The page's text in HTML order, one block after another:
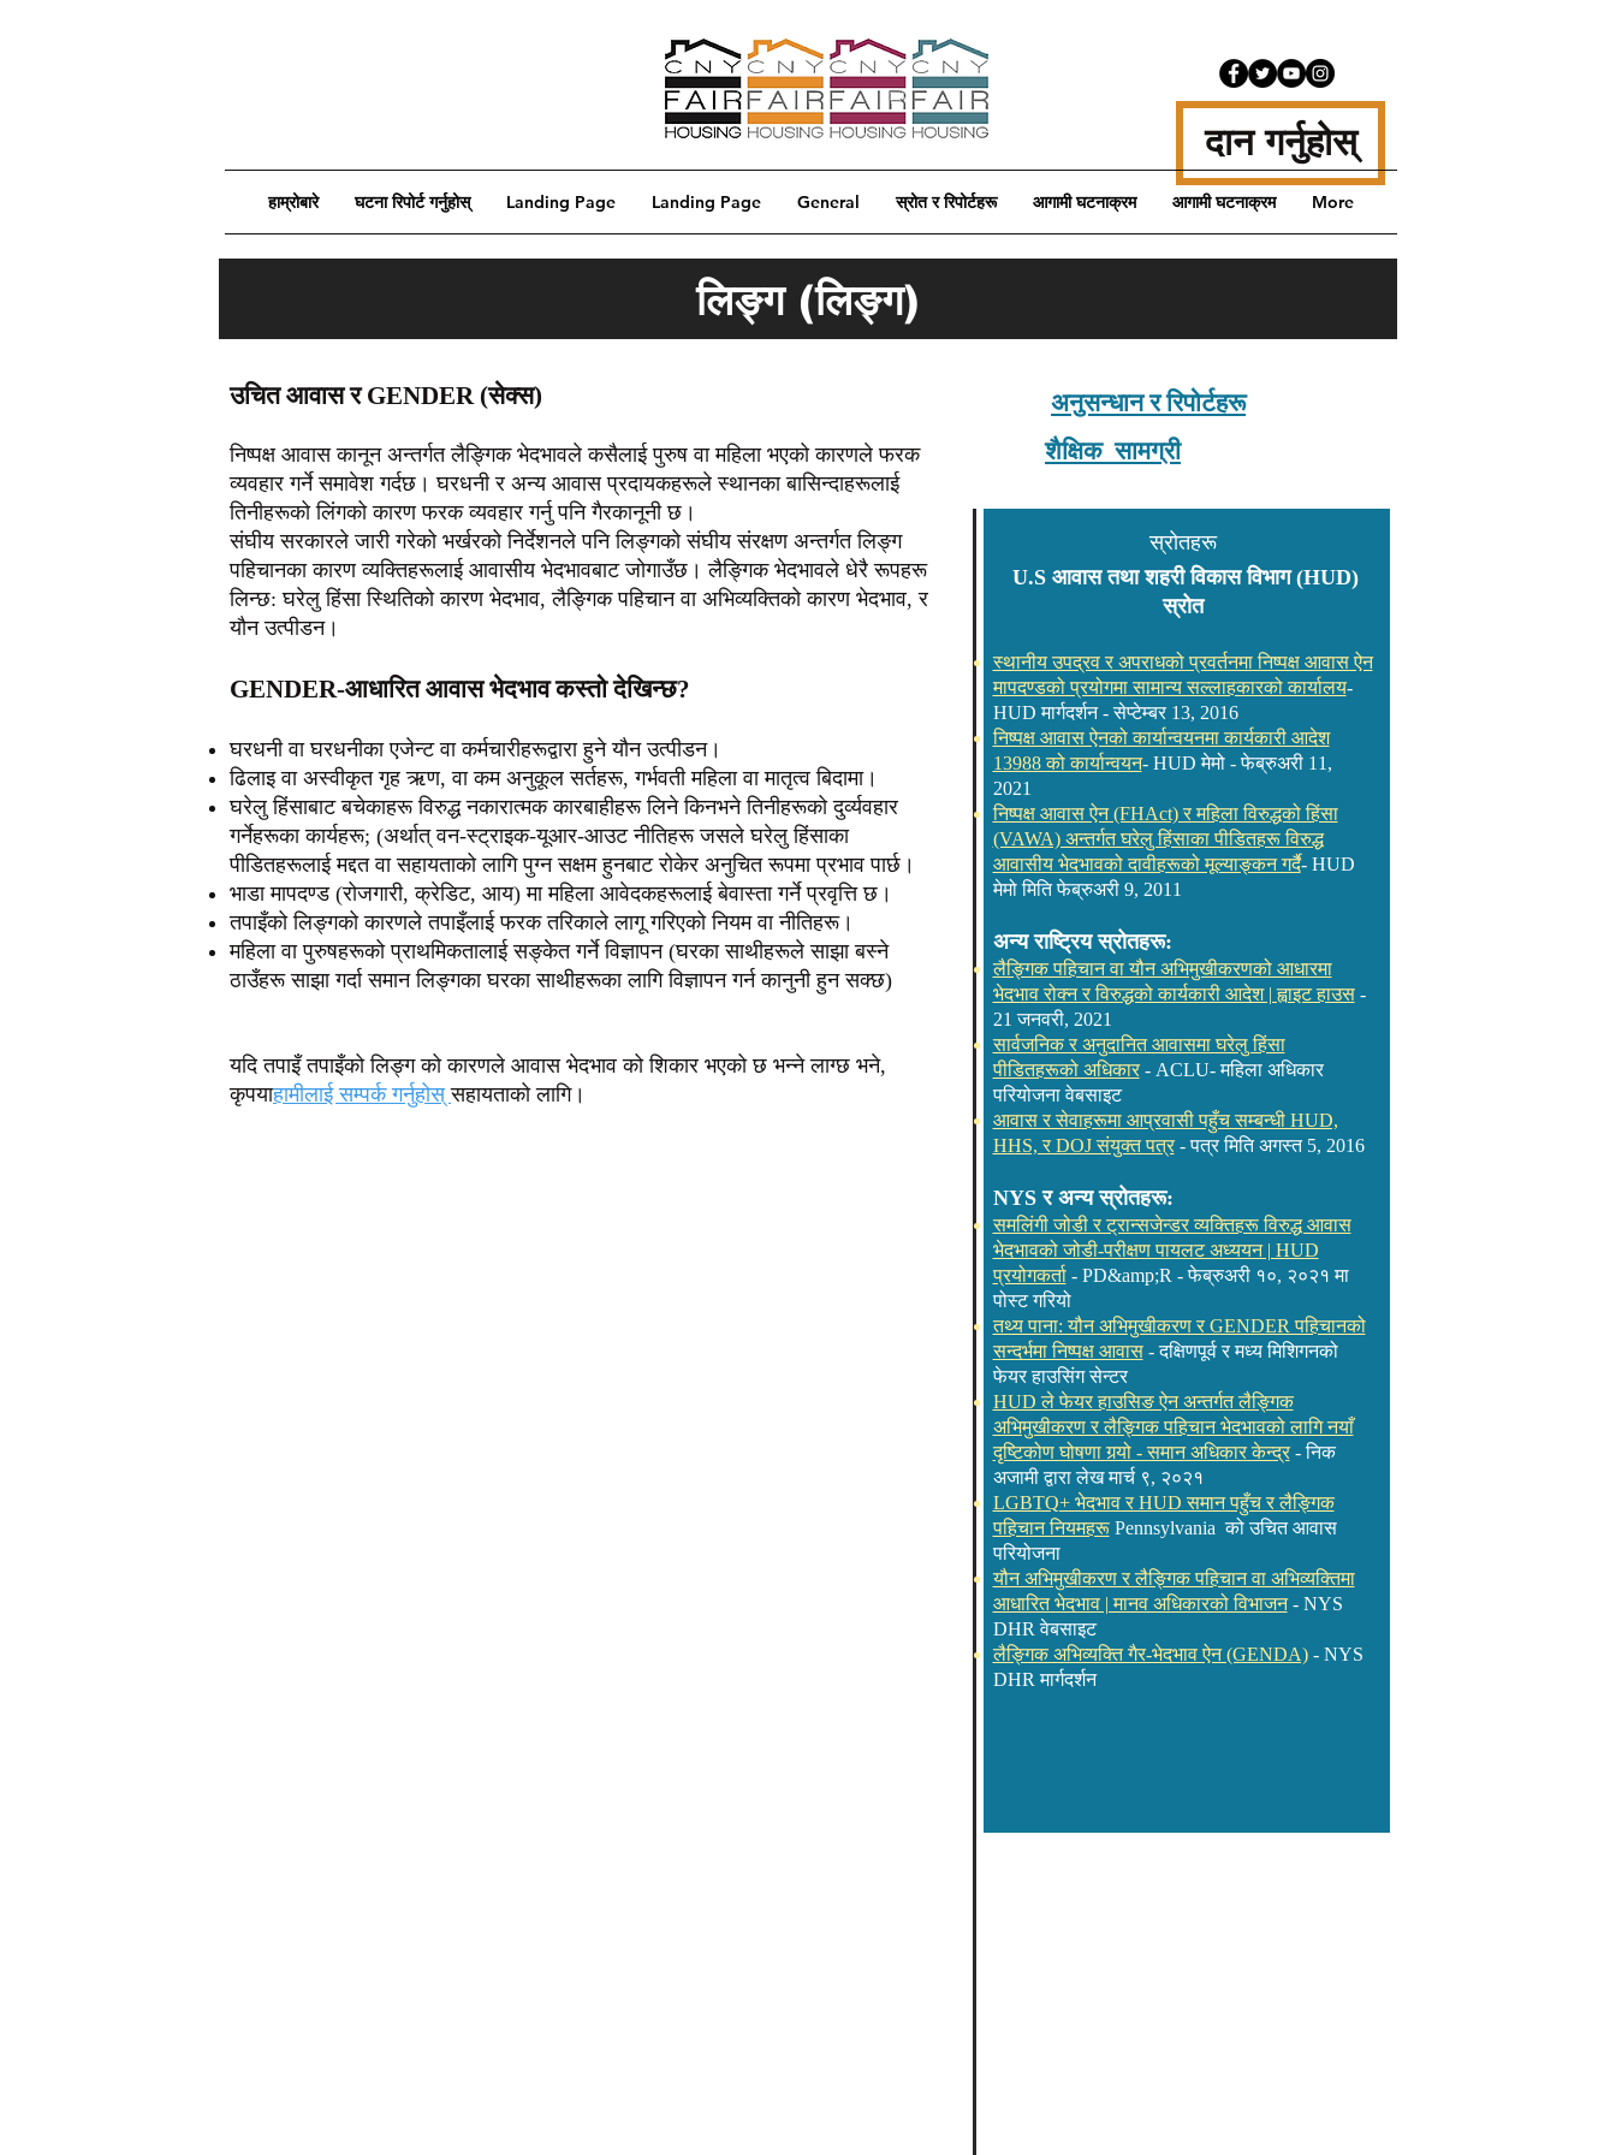
दान गर्नुहोस्
हाम्रोबारे घटना रिपोर्ट गर्नुहोस् Landing Page Landing Page General स्रोत र रिपोर्टहरू आगामी घटनाक्रम आगामी घटनाक्रम More
लिङ्ग (लिङ्ग)
उचित आवास र GENDER (सेक्स)
निष्पक्ष आवास कानून अन्तर्गत लैङ्गिक भेदभावले कसैलाई पुरुष वा महिला भएको कारणले फरक
व्यवहार गर्ने समावेश गर्दछ। घरधनी र अन्य आवास प्रदायकहरूले स्थानका बासिन्दाहरूलाई
तिनीहरूको लिंगको कारण फरक व्यवहार गर्नु पनि गैरकानूनी छ।
संघीय सरकारले जारी गरेको भर्खरको निर्देशनले पनि लिङ्गको संघीय संरक्षण अन्तर्गत लिङ्ग
पहिचानका कारण व्यक्तिहरूलाई आवासीय भेदभावबाट जोगाउँछ। लैङ्गिक भेदभावले धेरै रूपहरू
लिन्छ: घरेलु हिंसा स्थितिको कारण भेदभाव, लैङ्गिक पहिचान वा अभिव्यक्तिको कारण भेदभाव, र
यौन उत्पीडन।
GENDER-आधारित आवास भेदभाव कस्तो देखिन्छ?
घरधनी वा घरधनीका एजेन्ट वा कर्मचारीहरूद्वारा हुने यौन उत्पीडन।
ढिलाइ वा अस्वीकृत गृह ऋण, वा कम अनुकूल सर्तहरू, गर्भवती महिला वा मातृत्व बिदामा।
घरेलु हिंसाबाट बचेकाहरू विरुद्ध नकारात्मक कारबाहीहरू लिने किनभने तिनीहरूको दुर्व्यवहार
गर्नेहरूका कार्यहरू; (अर्थात् वन-स्ट्राइक-यूआर-आउट नीतिहरू जसले घरेलु हिंसाका
पीडितहरूलाई मद्दत वा सहायताको लागि पुग्न सक्षम हुनबाट रोकेर अनुचित रूपमा प्रभाव पार्छ।
भाडा मापदण्ड (रोजगारी, क्रेडिट, आय) मा महिला आवेदकहरूलाई बेवास्ता गर्ने प्रवृत्ति छ।
तपाइँको लिङ्गको कारणले तपाइँलाई फरक तरिकाले लागू गरिएको नियम वा नीतिहरू।
महिला वा पुरुषहरूको प्राथमिकतालाई सङ्केत गर्ने विज्ञापन (घरका साथीहरूले साझा बस्ने
ठाउँहरू साझा गर्दा समान लिङ्गका घरका साथीहरूका लागि विज्ञापन गर्न कानुनी हुन सक्छ)
यदि तपाइँ तपाइँको लिङ्ग को कारणले आवास भेदभाव को शिकार भएको छ भन्ने लाग्छ भने,
कृपयाहामीलाई सम्पर्क गर्नुहोस्सहायताको लागि।
अनुसन्धान र रिपोर्टहरू
शैक्षिक सामग्री
स्रोतहरू
U.S आवास तथा शहरी विकास विभाग (HUD)
स्रोत
स्थानीय उपद्रव र अपराधको प्रवर्तनमा निष्पक्ष आवास ऐन
मापदण्डको प्रयोगमा सामान्य सल्लाहकारको कार्यालय-
HUD मार्गदर्शन - सेप्टेम्बर 13, 2016
निष्पक्ष आवास ऐनको कार्यान्वयनमा कार्यकारी आदेश
13988 को कार्यान्वयन- HUD मेमो - फेब्रुअरी 11,
2021
निष्पक्ष आवास ऐन (FHAct) र महिला विरुद्धको हिंसा
(VAWA) अन्तर्गत घरेलु हिंसाका पीडितहरू विरुद्ध
आवासीय भेदभावको दावीहरूको मूल्याङ्कन गर्दै- HUD
मेमो मिति फेब्रुअरी 9, 2011
अन्य राष्ट्रिय स्रोतहरू:
लैङ्गिक पहिचान वा यौन अभिमुखीकरणको आधारमा
भेदभाव रोक्न र विरुद्धको कार्यकारी आदेश | ह्वाइट हाउस -
21 जनवरी, 2021
सार्वजनिक र अनुदानित आवासमा घरेलु हिंसा
पीडितहरूको अधिकार - ACLU- महिला अधिकार
परियोजना वेबसाइट
आवास र सेवाहरूमा आप्रवासी पहुँच सम्बन्धी HUD,
HHS, र DOJ संयुक्त पत्र - पत्र मिति अगस्त 5, 2016
NYS र अन्य स्रोतहरू:
समलिंगी जोडी र ट्रान्सजेन्डर व्यक्तिहरू विरुद्ध आवास
भेदभावको जोडी-परीक्षण पायलट अध्ययन | HUD
प्रयोगकर्ता - PD&amp;R - फेब्रुअरी १०, २०२१ मा
पोस्ट गरियो
तथ्य पाना: यौन अभिमुखीकरण र GENDER पहिचानको
सन्दर्भमा निष्पक्ष आवास - दक्षिणपूर्व र मध्य मिशिगनको
फेयर हाउसिंग सेन्टर
HUD ले फेयर हाउसिङ ऐन अन्तर्गत लैङ्गिक
अभिमुखीकरण र लैङ्गिक पहिचान भेदभावको लागि नयाँ
दृष्टिकोण घोषणा गर्‍यो - समान अधिकार केन्द्र - निक
अजामी द्वारा लेख मार्च ९, २०२१
LGBTQ+ भेदभाव र HUD समान पहुँच र लैङ्गिक
पहिचान नियमहरू Pennsylvania को उचित आवास
परियोजना
यौन अभिमुखीकरण र लैङ्गिक पहिचान वा अभिव्यक्तिमा
आधारित भेदभाव | मानव अधिकारको विभाजन - NYS
DHR वेबसाइट
लैङ्गिक अभिव्यक्ति गैर-भेदभाव ऐन (GENDA) - NYS
DHR मार्गदर्शन